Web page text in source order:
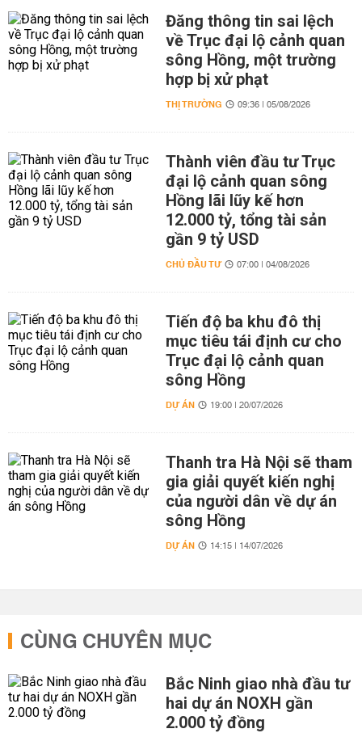
Đăng thông tin sai lệch
về Trục đại lộ cảnh quan
sông Hồng, một trường
hợp bị xử phạt
THỊ TRƯỜNG 09:36 | 05/08/2026
Thành viên đầu tư Trục
đại lộ cảnh quan sông
Hồng lãi lũy kế hơn
12.000 tỷ, tổng tài sản
gần 9 tỷ USD
CHỦ ĐẦU TƯ 07:00 | 04/08/2026
Tiến độ ba khu đô thị
mục tiêu tái định cư cho
Trục đại lộ cảnh quan
sông Hồng
DỰ ÁN 19:00 | 20/07/2026
Thanh tra Hà Nội sẽ tham
gia giải quyết kiến nghị
của người dân về dự án
sông Hồng
DỰ ÁN 14:15 | 14/07/2026
CÙNG CHUYÊN MỤC
Bắc Ninh giao nhà đầu tư
hai dự án NOXH gần
2.000 tỷ đồng